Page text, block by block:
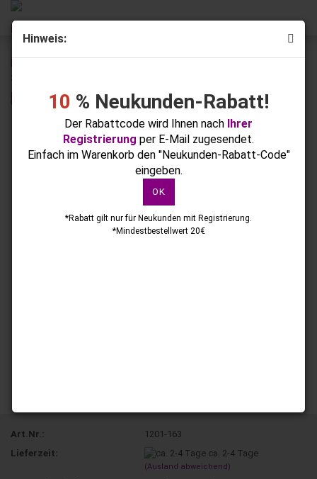
Hinweis:
10 % Neukunden-Rabatt!
Der Rabattcode wird Ihnen nach Ihrer
Registrierung per E-Mail zugesendet.
Einfach im Warenkorb den "Neukunden-Rabatt-Code"
eingeben.
OK
*Rabatt gilt nur für Neukunden mit Registrierung.
*Mindestbestellwert 20€
« Erster « zurück weiter »
Letzter »
259
Colour FG-163 Ruby Pink 5g
Art.Nr.:
1201-163
Lieferzeit:
ca. 2-4 Tage
(Ausland abweichend)